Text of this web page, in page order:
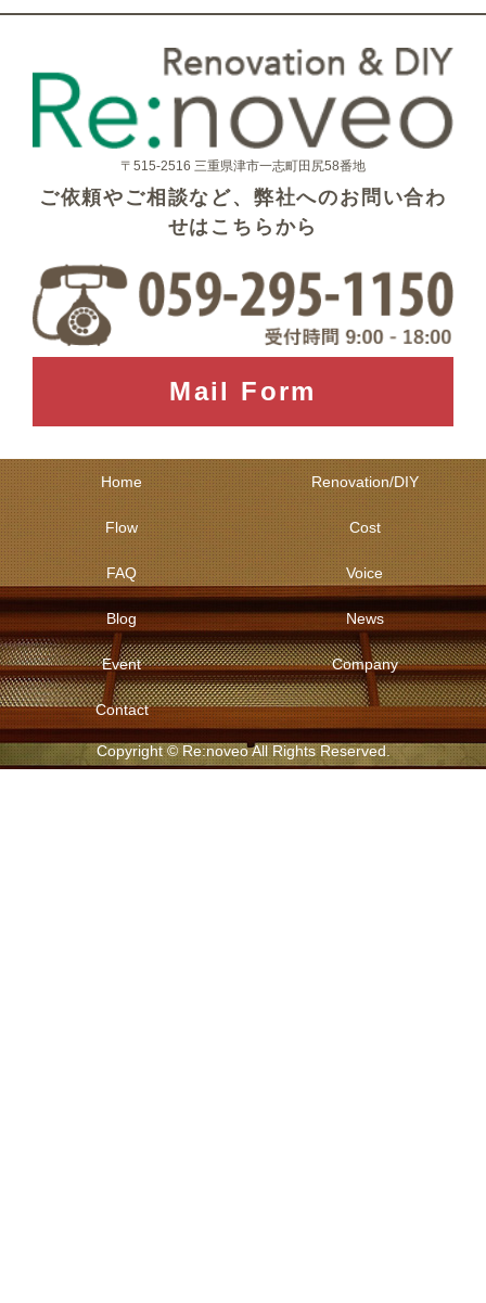
〒515-2516 三重県津市一志町田尻58番地
ご依頼やご相談など、弊社へのお問い合わ
せはこちらから
Mail Form
Home Renovation/DIY
Flow Cost
FAQ Voice
Blog News
Event Company
Contact
Copyright © Re:noveo All Rights Reserved.